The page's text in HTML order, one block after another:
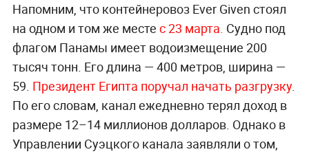
Напомним, что контейнеровоз Ever Given стоял
на одном и том же месте с 23 марта. Судно под
флагом Панамы имеет водоизмещение 200
тысяч тонн. Его длина — 400 метров, ширина —
59. Президент Египта поручал начать разгрузку.
По его словам, канал ежедневно терял доход в
размере 12–14 миллионов долларов. Однако в
Управлении Суэцкого канала заявляли о том,